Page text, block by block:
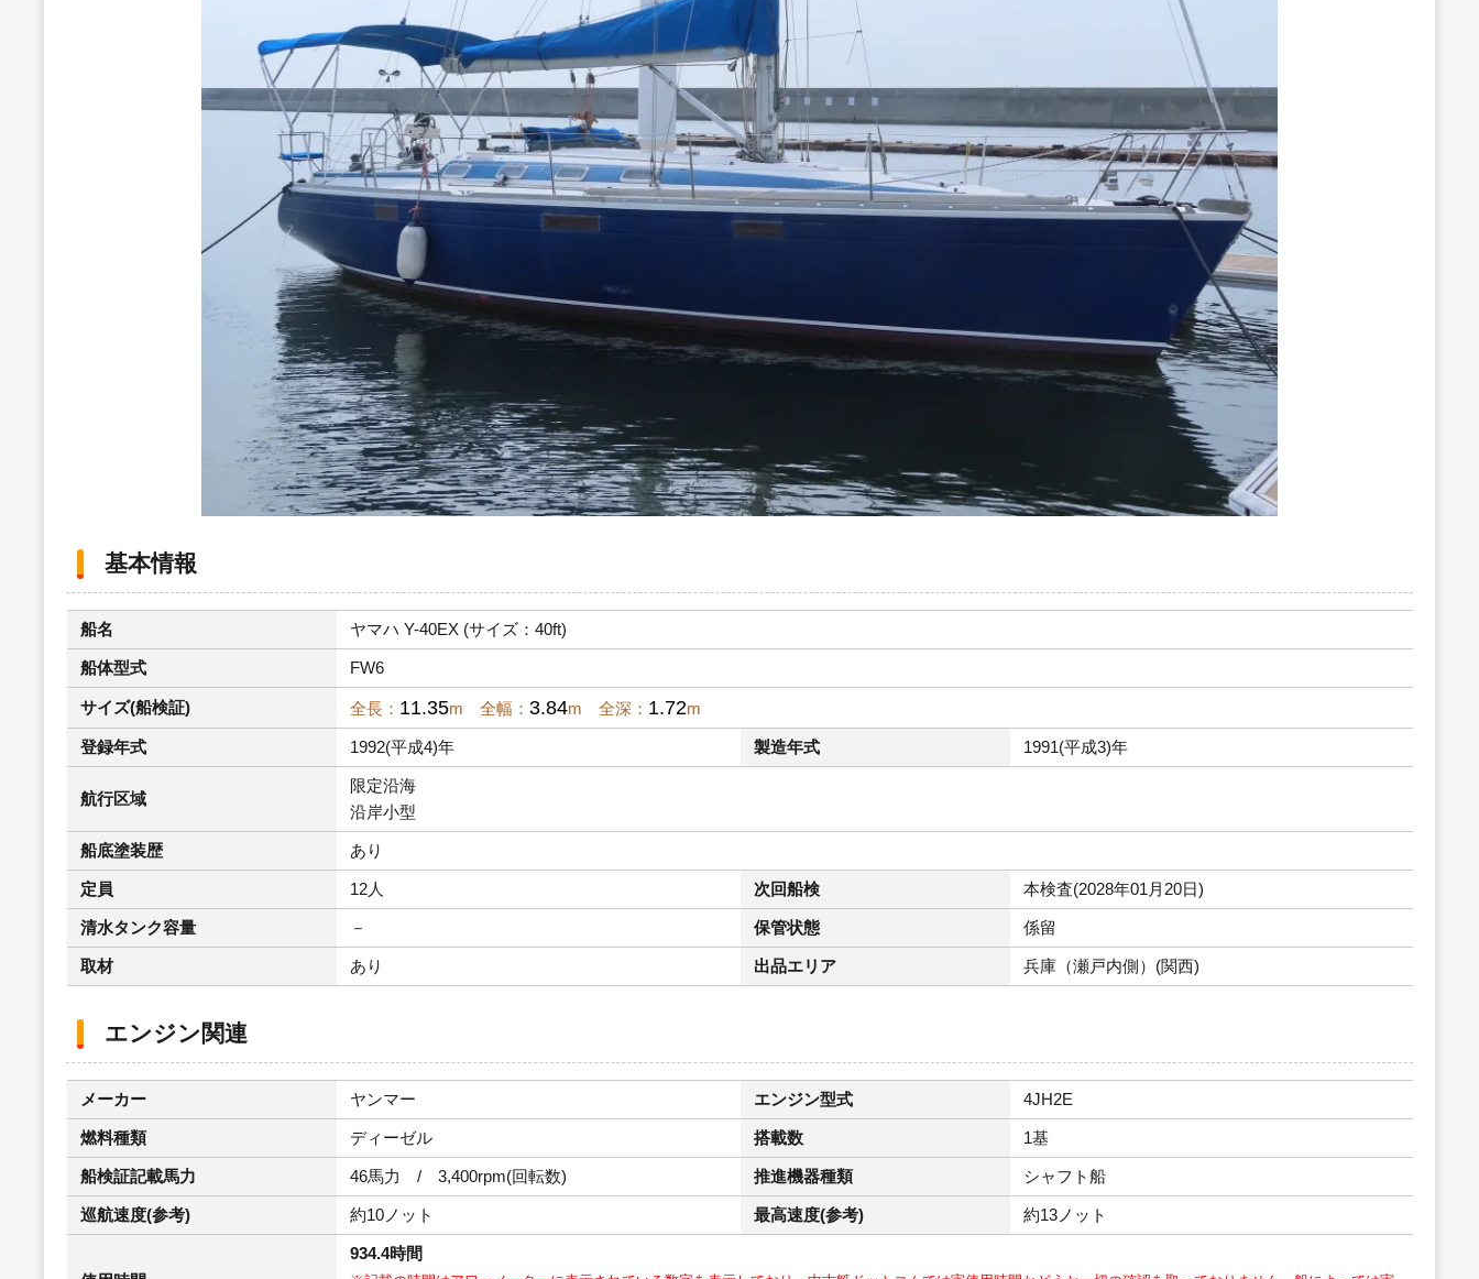
基本情報
船名 ヤマハ Y-40EX (サイズ：40ft)
船体型式 FW6
サイズ(船検証) 全長： 11.35m 全幅： 3.84m 全深： 1.72m
登録年式 1992(平成4)年 製造年式 1991(平成3)年
航行区域
限定沿海
沿岸小型
船底塗装歴 あり
定員 12人 次回船検 本検査(2028年01月20日)
清水タンク容量 － 保管状態 係留
取材 あり 出品エリア 兵庫（瀬戸内側）(関西)
エンジン関連
メーカー ヤンマー エンジン型式 4JH2E
燃料種類 ディーゼル 搭載数 1基
船検証記載馬力 46馬力 / 3,400rpm(回転数) 推進機器種類 シャフト船
巡航速度(参考) 約10ノット 最高速度(参考) 約13ノット
934.4時間